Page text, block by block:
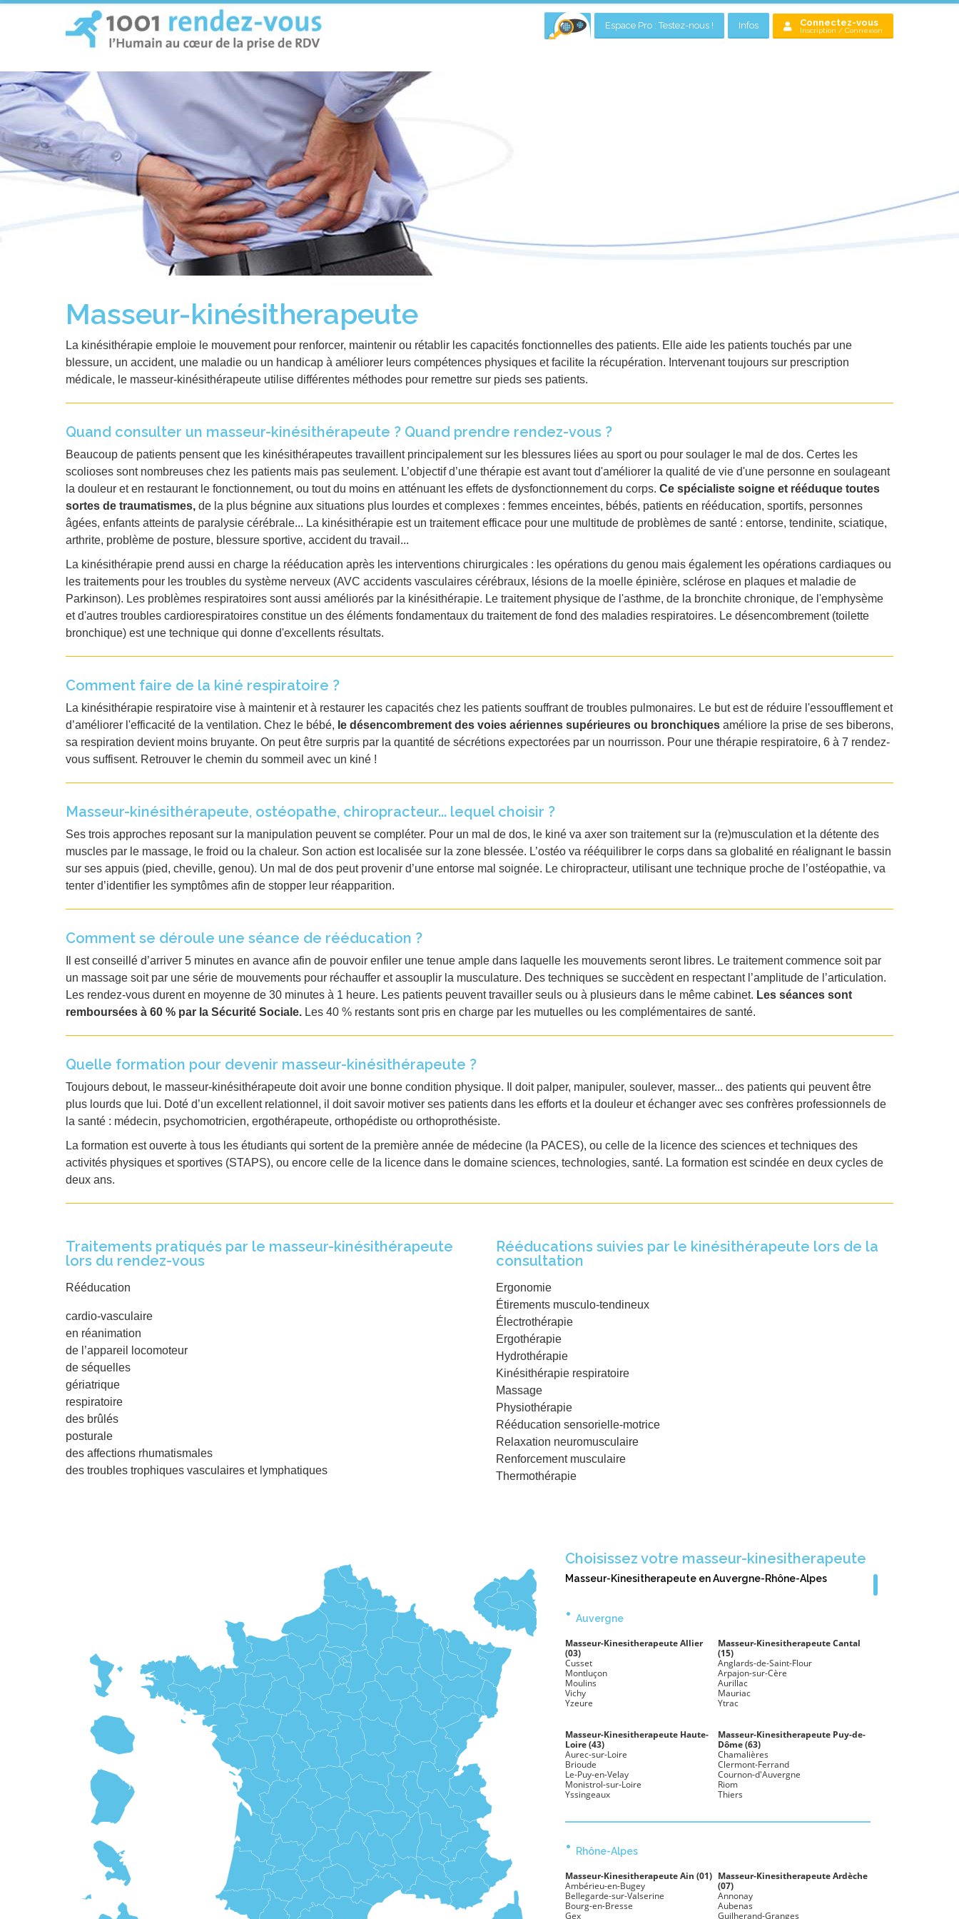
Espace Pro : Testez-nous ! Infos Connectez-vous
Inscription / Connexion
Masseur-kinésitherapeute
La kinésithérapie emploie le mouvement pour renforcer, maintenir ou rétablir les capacités fonctionnelles des patients. Elle aide les patients touchés par une
blessure, un accident, une maladie ou un handicap à améliorer leurs compétences physiques et facilite la récupération. Intervenant toujours sur prescription
médicale, le masseur-kinésithérapeute utilise différentes méthodes pour remettre sur pieds ses patients.
Quand consulter un masseur-kinésithérapeute ? Quand prendre rendez-vous ?
Beaucoup de patients pensent que les kinésithérapeutes travaillent principalement sur les blessures liées au sport ou pour soulager le mal de dos. Certes les
scolioses sont nombreuses chez les patients mais pas seulement. L’objectif d’une thérapie est avant tout d'améliorer la qualité de vie d'une personne en soulageant
la douleur et en restaurant le fonctionnement, ou tout du moins en atténuant les effets de dysfonctionnement du corps. Ce spécialiste soigne et rééduque toutes
sortes de traumatismes, de la plus bégnine aux situations plus lourdes et complexes : femmes enceintes, bébés, patients en rééducation, sportifs, personnes
âgées, enfants atteints de paralysie cérébrale... La kinésithérapie est un traitement efficace pour une multitude de problèmes de santé : entorse, tendinite, sciatique,
arthrite, problème de posture, blessure sportive, accident du travail...
La kinésithérapie prend aussi en charge la rééducation après les interventions chirurgicales : les opérations du genou mais également les opérations cardiaques ou
les traitements pour les troubles du système nerveux (AVC accidents vasculaires cérébraux, lésions de la moelle épinière, sclérose en plaques et maladie de
Parkinson). Les problèmes respiratoires sont aussi améliorés par la kinésithérapie. Le traitement physique de l'asthme, de la bronchite chronique, de l'emphysème
et d'autres troubles cardiorespiratoires constitue un des éléments fondamentaux du traitement de fond des maladies respiratoires. Le désencombrement (toilette
bronchique) est une technique qui donne d'excellents résultats.
Comment faire de la kiné respiratoire ?
La kinésithérapie respiratoire vise à maintenir et à restaurer les capacités chez les patients souffrant de troubles pulmonaires. Le but est de réduire l'essoufflement et
d’améliorer l'efficacité de la ventilation. Chez le bébé, le désencombrement des voies aériennes supérieures ou bronchiques améliore la prise de ses biberons,
sa respiration devient moins bruyante. On peut être surpris par la quantité de sécrétions expectorées par un nourrisson. Pour une thérapie respiratoire, 6 à 7 rendez-
vous suffisent. Retrouver le chemin du sommeil avec un kiné !
Masseur-kinésithérapeute, ostéopathe, chiropracteur... lequel choisir ?
Ses trois approches reposant sur la manipulation peuvent se compléter. Pour un mal de dos, le kiné va axer son traitement sur la (re)musculation et la détente des
muscles par le massage, le froid ou la chaleur. Son action est localisée sur la zone blessée. L’ostéo va rééquilibrer le corps dans sa globalité en réalignant le bassin
sur ses appuis (pied, cheville, genou). Un mal de dos peut provenir d’une entorse mal soignée. Le chiropracteur, utilisant une technique proche de l’ostéopathie, va
tenter d’identifier les symptômes afin de stopper leur réapparition.
Comment se déroule une séance de rééducation ?
Il est conseillé d’arriver 5 minutes en avance afin de pouvoir enfiler une tenue ample dans laquelle les mouvements seront libres. Le traitement commence soit par
un massage soit par une série de mouvements pour réchauffer et assouplir la musculature. Des techniques se succèdent en respectant l’amplitude de l’articulation.
Les rendez-vous durent en moyenne de 30 minutes à 1 heure. Les patients peuvent travailler seuls ou à plusieurs dans le même cabinet. Les séances sont
remboursées à 60 % par la Sécurité Sociale. Les 40 % restants sont pris en charge par les mutuelles ou les complémentaires de santé.
Quelle formation pour devenir masseur-kinésithérapeute ?
Toujours debout, le masseur-kinésithérapeute doit avoir une bonne condition physique. Il doit palper, manipuler, soulever, masser... des patients qui peuvent être
plus lourds que lui. Doté d’un excellent relationnel, il doit savoir motiver ses patients dans les efforts et la douleur et échanger avec ses confrères professionnels de
la santé : médecin, psychomotricien, ergothérapeute, orthopédiste ou orthoprothésiste.
La formation est ouverte à tous les étudiants qui sortent de la première année de médecine (la PACES), ou celle de la licence des sciences et techniques des
activités physiques et sportives (STAPS), ou encore celle de la licence dans le domaine sciences, technologies, santé. La formation est scindée en deux cycles de
deux ans.
Traitements pratiqués par le masseur-kinésithérapeute
lors du rendez-vous
Rééducation
cardio-vasculaire
en réanimation
de l’appareil locomoteur
de séquelles
gériatrique
respiratoire
des brûlés
posturale
des affections rhumatismales
des troubles trophiques vasculaires et lymphatiques
Rééducations suivies par le kinésithérapeute lors de la
consultation
Ergonomie
Étirements musculo-tendineux
Électrothérapie
Ergothérapie
Hydrothérapie
Kinésithérapie respiratoire
Massage
Physiothérapie
Rééducation sensorielle-motrice
Relaxation neuromusculaire
Renforcement musculaire
Thermothérapie
Choisissez votre masseur-kinesitherapeute
Masseur-Kinesitherapeute en Auvergne-Rhône-Alpes
• Auvergne
Masseur-KinesitherapeuteAllier
(03)
Cusset
Montluçon
Moulins
Vichy
Yzeure
Masseur-KinesitherapeuteCantal
(15)
Anglards-de-Saint-Flour
Arpajon-sur-Cère
Aurillac
Mauriac
Ytrac
Masseur-Kinesitherapeute Haute-
Loire (43)
Aurec-sur-Loire
Brioude
Le-Puy-en-Velay
Monistrol-sur-Loire
Yssingeaux
Masseur-Kinesitherapeute Puy-de-
Dôme (63)
Chamalières
Clermont-Ferrand
Cournon-d'Auvergne
Riom
Thiers
• Rhône-Alpes
Masseur-KinesitherapeuteAin (01)
Ambérieu-en-Bugey
Bellegarde-sur-Valserine
Bourg-en-Bresse
Gex
Masseur-KinesitherapeuteArdèche
(07)
Annonay
Aubenas
Guilherand-Granges